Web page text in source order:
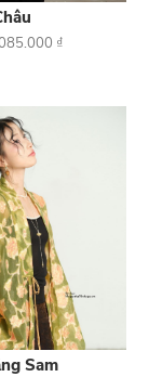
₫
Sam